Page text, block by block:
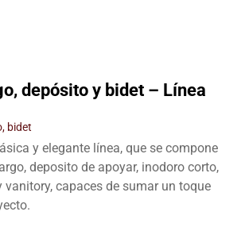
depósito y bidet – Línea
bidet
y elegante línea, que se compone
deposito de apoyar, inodoro corto,
vanitory, capaces de sumar un toque